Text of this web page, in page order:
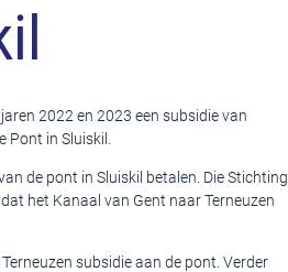
2022 en 2023 een subsidie van
in Sluiskil.
de pont in Sluiskil betalen. Die Stichting
het Kanaal van Gent naar Terneuzen
subsidie aan de pont. Verder